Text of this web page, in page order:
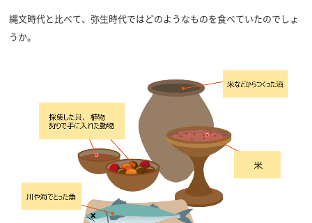
縄文時代と比べて、弥生時代ではどのようなものを食べていたのでしょ
うか。